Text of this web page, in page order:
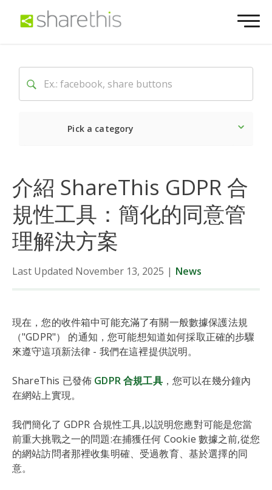
Pick a category
介紹 ShareThis GDPR 合
規性工具：簡化的同意管
理解決方案
Last Updated November 13, 2025 | News
現在，您的收件箱中可能充滿了有關一般數據保護法規
（"GDPR"） 的通知，您可能想知道如何採取正確的步驟
來遵守這項新法律 - 我們在這裡提供説明。
ShareThis 已發佈 GDPR 合規工具，您可以在幾分鐘內
在網站上實現。
我們簡化了 GDPR 合規性工具,以説明您應對可能是您當
前重大挑戰之一的問題:在捕獲任何 Cookie 數據之前,從您
的網站訪問者那裡收集明確、受過教育、基於選擇的同
意。